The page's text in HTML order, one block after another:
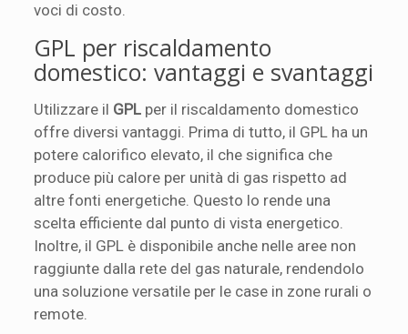
voci di costo.
GPL per riscaldamento
domestico: vantaggi e svantaggi
Utilizzare il GPL per il riscaldamento domestico
offre diversi vantaggi. Prima di tutto, il GPL ha un
potere calorifico elevato, il che significa che
produce più calore per unità di gas rispetto ad
altre fonti energetiche. Questo lo rende una
scelta efficiente dal punto di vista energetico.
Inoltre, il GPL è disponibile anche nelle aree non
raggiunte dalla rete del gas naturale, rendendolo
una soluzione versatile per le case in zone rurali o
remote.